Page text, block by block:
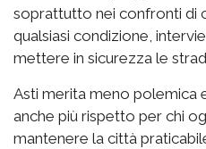
soprattutto nei confronti di
qualsiasi condizione,
mettere in sicurezza le
Asti merita meno polemica
anche più rispetto per chi
mantenere la città